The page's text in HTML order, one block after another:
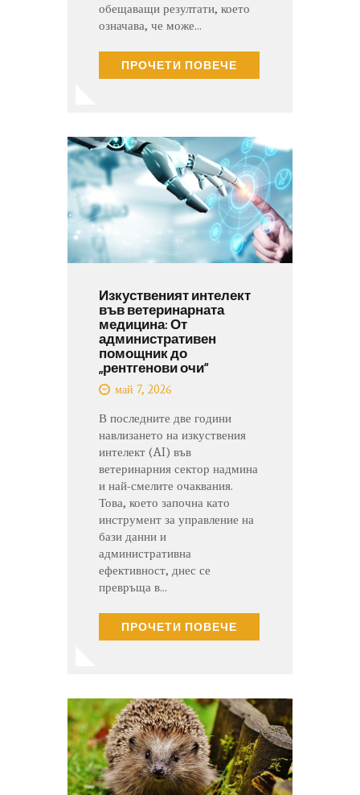
обещаващи резултати, което
означава, че може…
ПРОЧЕТИ ПОВЕЧЕ
Изкуственият интелект
във ветеринарната
медицина: От
административен
помощник до
„рентгенови очи“
май 7, 2026
В последните две години
навлизането на изкуствения
интелект (AI) във
ветеринарния сектор надмина
и най-смелите очаквания.
Това, което започна като
инструмент за управление на
бази данни и
административна
ефективност, днес се
превръща в…
ПРОЧЕТИ ПОВЕЧЕ